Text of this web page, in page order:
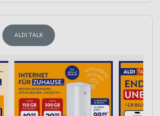
ALDI TALK